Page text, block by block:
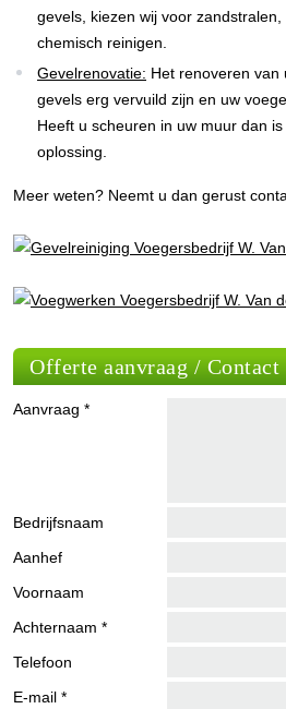
gevels, kiezen wij voor
chemisch reinigen.
Gevelrenovatie: Het renoveren van
gevels erg vervuild zijn en uw
Heeft u scheuren in uw muur dan
oplossing.
Meer weten? Neemt u dan gerust
Offerte aanvraag / Contact
Aanvraag *
Bedrijfsnaam
Aanhef
Voornaam
Achternaam *
Telefoon
E-mail *